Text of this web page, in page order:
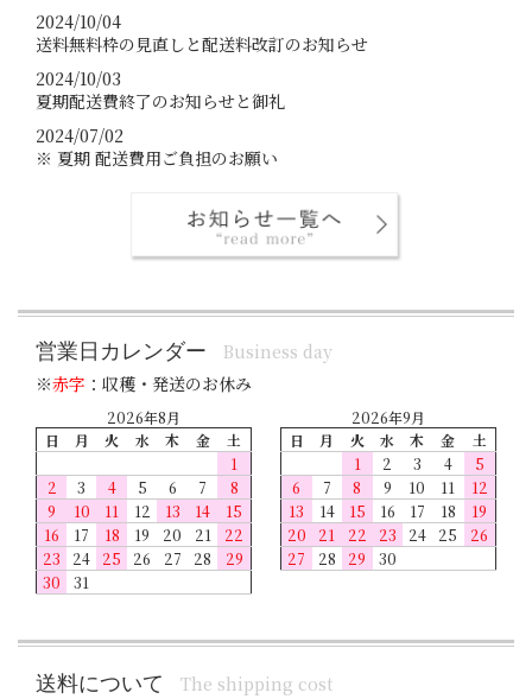
2024/10/04
送料無料枠の見直しと配送料改訂のお知らせ
2024/10/03
夏期配送費終了のお知らせと御礼
2024/07/02
※ 夏期 配送費用ご負担のお願い
営業日カレンダー
Business day
※赤字 ：収穫・発送のお休み
2026年8月
日
月 火 水 木 金
土
1
2
3 4 5 6 7
8
9
10 11 12 13 14
15
16
17 18 19 20 21
22
23
24 25 26 27 28
29
30
31
2026年9月
日
月 火 水 木 金
土
1
2 3 4
5
6
7 8 9 10 11
12
13
14 15 16 17 18
19
20
21 22 23 24 25
26
27
28 29 30
送料について The shipping cost